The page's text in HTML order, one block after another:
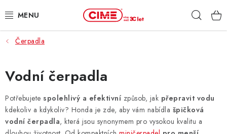
na
ZAHRADA, LES
DÍLNA, STAVBA
MILWAUKEE
ELEKTROMOBILITA
Čerpadla
Vodní čerpadla
Potřebujete spolehlivý a efektivní způsob, jak přepravit vodu
kdekoliv a kdykoliv? Honda je zde, aby vám nabídla špičková
vodní čerpadla, která jsou synonymem pro vysokou kvalitu a